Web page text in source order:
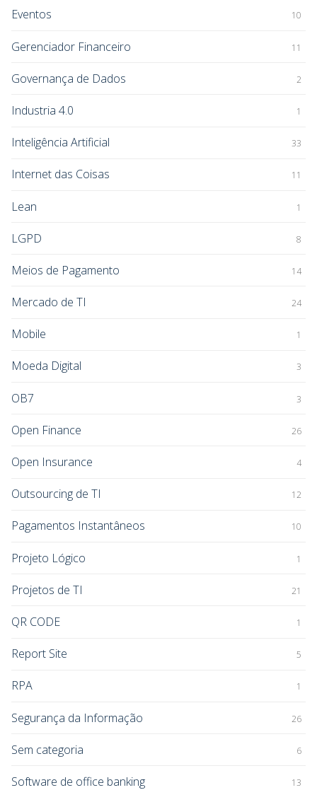
Eventos 10
Gerenciador Financeiro 11
Governança de Dados 2
Industria 4.0 1
Inteligência Artificial 33
Internet das Coisas 11
Lean 1
LGPD 8
Meios de Pagamento 14
Mercado de TI 24
Mobile 1
Moeda Digital 3
OB7 3
Open Finance 26
Open Insurance 4
Outsourcing de TI 12
Pagamentos Instantâneos 10
Projeto Lógico 1
Projetos de TI 21
QR CODE 1
Report Site 5
RPA 1
Segurança da Informação 26
Sem categoria 6
Software de office banking 13